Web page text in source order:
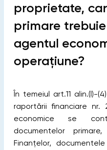
proprietate,
primare
agentul
operațiune?
În temeiul art.11 alin.(l)-
raportării financiare nr.
economice se
documentelor
Finanțelor,